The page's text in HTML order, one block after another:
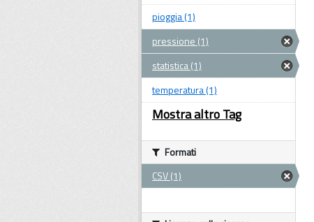
pioggia (1)
pressione (1)
statistica (1)
temperatura (1)
Mostra altro Tag
Formati
CSV (1)